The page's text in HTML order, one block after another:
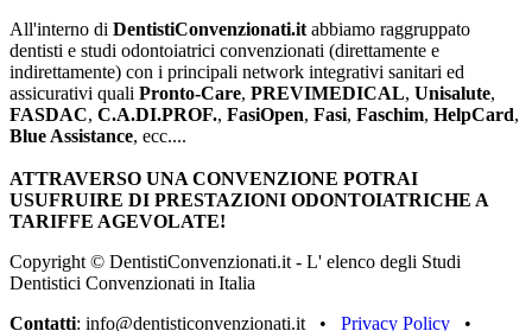
All'interno di DentistiConvenzionati.it abbiamo raggruppato
dentisti e studi odontoiatrici convenzionati (direttamente e
indirettamente) con i principali network integrativi sanitari ed
assicurativi quali Pronto-Care, PREVIMEDICAL, Unisalute,
FASDAC, C.A.DI.PROF., FasiOpen, Fasi, Faschim, HelpCard,
Blue Assistance, ecc....
ATTRAVERSO UNA CONVENZIONE POTRAI
USUFRUIRE DI PRESTAZIONI ODONTOIATRICHE A
TARIFFE AGEVOLATE!
Copyright © DentistiConvenzionati.it - L' elenco degli Studi
Dentistici Convenzionati in Italia
Contatti: info@dentisticonvenzionati.it • Privacy Policy •